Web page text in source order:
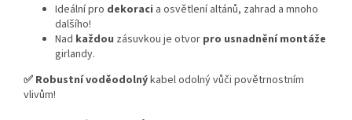
Ideální pro dekoraci a osvětlení altánů, zahrad a mnoho
dalšího!
Nad každou zásuvkou je otvor pro usnadnění montáže
girlandy.
✅ Robustnívoděodolnýkabel odolný vůči povětrnostním
vlivům!